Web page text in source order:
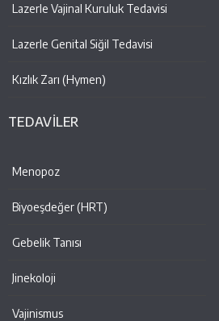
Lazerle Vajinal Kuruluk Tedavisi
Lazerle Genital Siğil Tedavisi
Kızlık Zarı (Hymen)
TEDAVİLER
Menopoz
Biyoeşdeğer (HRT)
Gebelik Tanısı
Jinekoloji
Vajinismus